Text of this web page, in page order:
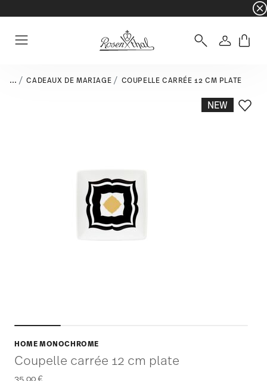
☀️ Summer SALE sur une sélection d'articles
... CADEAUX DE MARIAGE COUPELLE CARRÉE 12 CM PLATE
NEW
HOME MONOCHROME
Coupelle carrée 12 cm plate
35,00 €
Liste